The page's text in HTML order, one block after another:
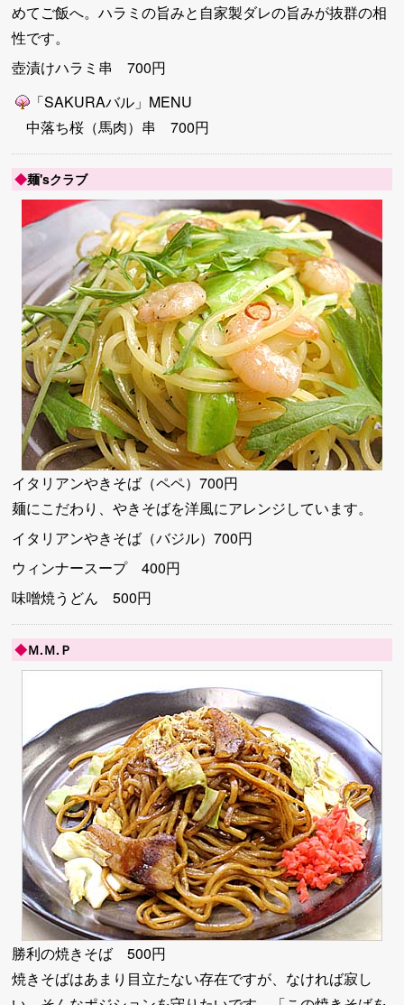
めてご飯へ。ハラミの旨みと自家製ダレの旨みが抜群の相
性です。
壺漬けハラミ串 700円
「SAKURAバル」MENU
中落ち桜（馬肉）串 700円
◆麺'sクラブ
イタリアンやきそば（ペペ）700円
麺にこだわり、やきそばを洋風にアレンジしています。
イタリアンやきそば（バジル）700円
ウィンナースープ 400円
味噌焼うどん 500円
◆Ｍ.Ｍ.Ｐ
勝利の焼きそば 500円
焼きそばはあまり目立たない存在ですが、なければ寂し